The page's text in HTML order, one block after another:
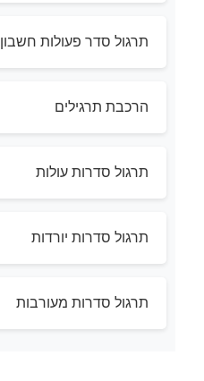
תרגול סדר פעולות חשבון
הרכבת תרגילים
תרגול סדרות עולות
תרגול סדרות יורדות
תרגול סדרות מעורבות